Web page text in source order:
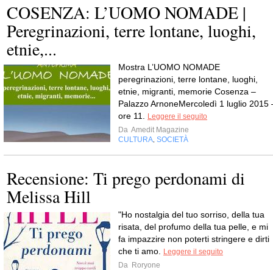
COSENZA: L’UOMO NOMADE |
Peregrinazioni, terre lontane, luoghi,
etnie,...
Mostra L’UOMO NOMADE
peregrinazioni, terre lontane, luoghi,
etnie, migranti, memorie Cosenza –
Palazzo ArnoneMercoledì 1 luglio 2015
ore 11.
Leggere il seguito
Da Amedit Magazine
CULTURA SOCIETÀ
Recensione: Ti prego perdonami di
Melissa Hill
"Ho nostalgia del tuo sorriso, della tua
risata, del profumo della tua pelle, e mi
fa impazzire non poterti stringere e dirti
che ti amo.
Leggere il seguito
Da Roryone